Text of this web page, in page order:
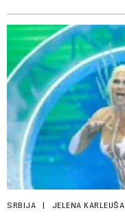
SRBIJA JELENA KARLEUŠA